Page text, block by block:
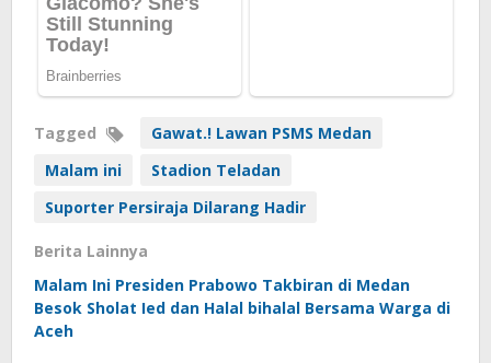
Tagged
Gawat.! Lawan PSMS Medan
Malam ini
Stadion Teladan
Suporter Persiraja Dilarang Hadir
Berita Lainnya
Malam Ini Presiden Prabowo Takbiran di Medan
Besok Sholat Ied dan Halal bihalal Bersama Warga di
Aceh